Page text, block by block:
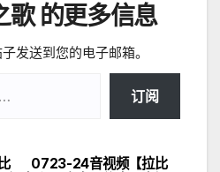
歌 的更多信息
发送到您的电子邮箱。
订阅
0723-24音视频【拉比